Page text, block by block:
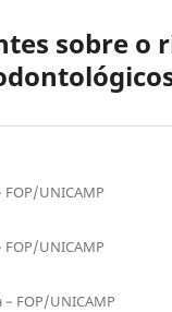
sobre
UNICAMP
UNICAMP
FOP/UNICAMP